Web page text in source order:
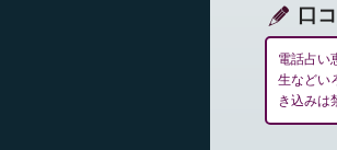
ン
口
電話占い
生などい
き込みは